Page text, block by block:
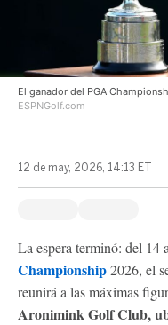
El ganador del PGA
ESPNGolf.com
12 de may, 2026, 14:13 ET
La espera terminó: del 14
Championship2026, el
reunirá a las máximas
Aronimink Golf Club,